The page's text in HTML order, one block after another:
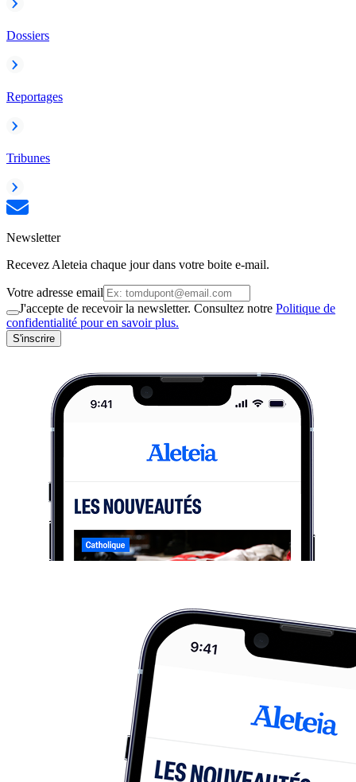
Dossiers
Reportages
Tribunes
Newsletter
Recevez Aleteia chaque jour dans votre boite e-mail.
Votre adresse email
J'accepte de recevoir la newsletter. Consultez notre Politique de
confidentialité pour en savoir plus.
S'inscrire